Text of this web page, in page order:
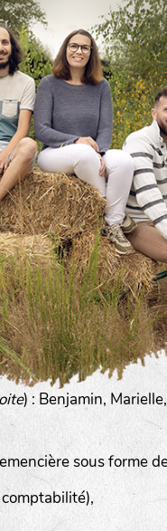
) : Benjamin,
sous forme